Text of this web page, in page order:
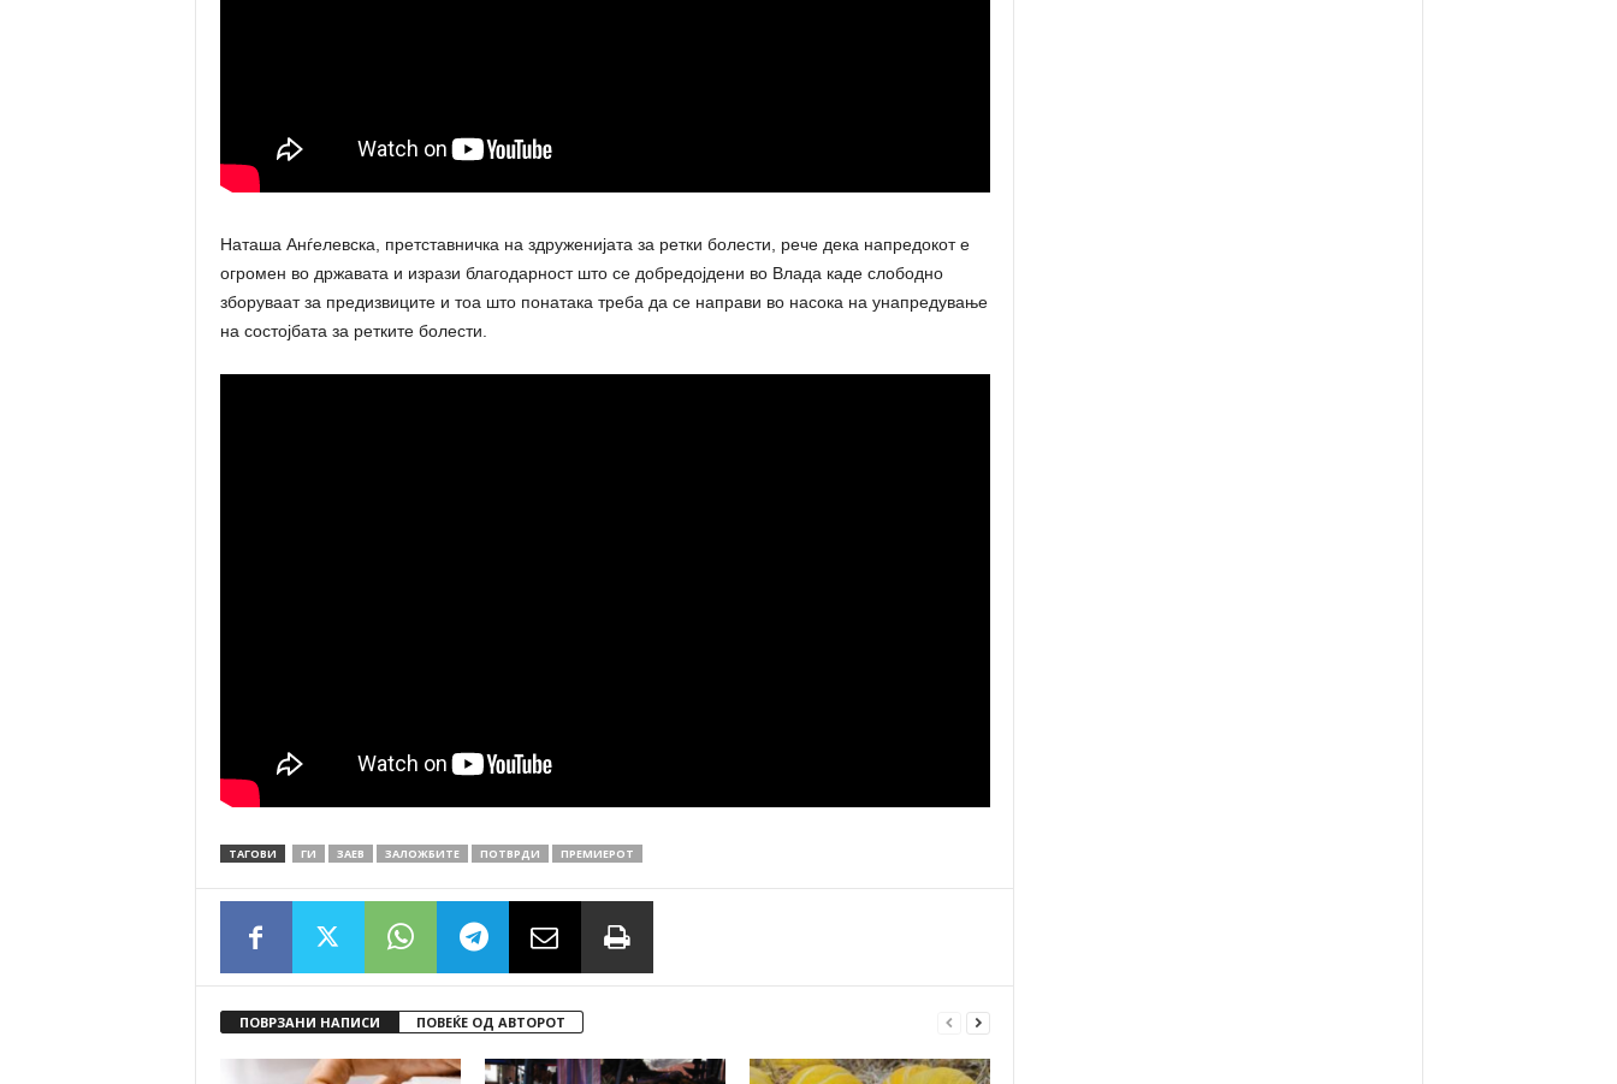
Наташа Анѓелевска, претставничка на здруженијата за ретки болести, рече дека напредокот е
огромен во државата и изрази благодарност што се добредојдени во Влада каде слободно
зборуваат за предизвиците и тоа што понатака треба да се направи во насока на унапредување
на состојбата за ретките болести.
ТАГОВИ ГИ ЗАЕВ ЗАЛОЖБИТЕ ПОТВРДИ ПРЕМИЕРОТ
ПОВРЗАНИ НАПИСИ ПОВЕЌЕ ОД АВТОРОТ